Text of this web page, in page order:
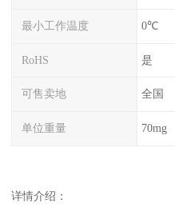
最小工作温度 0℃
RoHS 是
可售卖地 全国
单位重量 70mg
详情介绍：